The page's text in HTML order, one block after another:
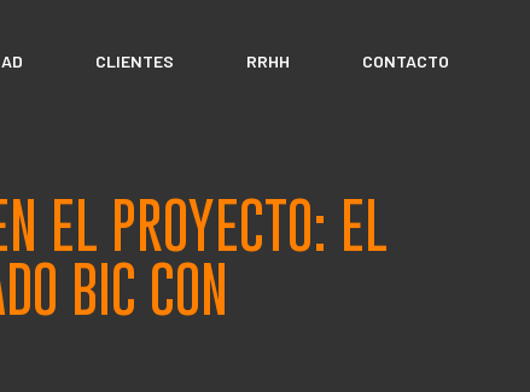
CLIENTES RRHH CONTACTO
EL PROYECTO: EL
BIC CON